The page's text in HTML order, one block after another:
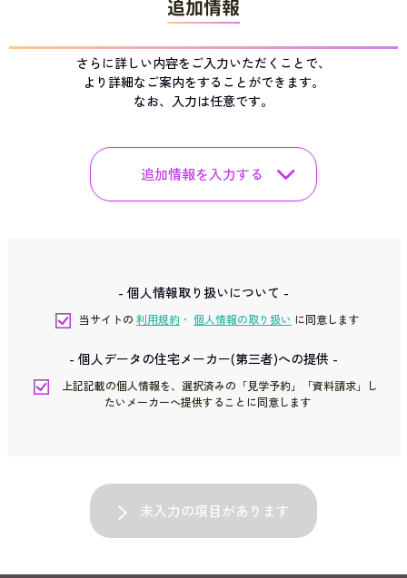
追加情報
さらに詳しい内容をご入力いただくことで、
より詳細なご案内をすることができます。
なお、入力は任意です。
追加情報を入力する
- 個人情報取り扱いについて -
当サイトの 利用規約 ・ 個人情報の取り扱い に同意します
- 個人データの住宅メーカー(第三者)への提供 -
上記記載の個人情報を、選択済みの「見学予約」「資料請求」し
たいメーカーへ提供することに同意します
未入力の項目があります